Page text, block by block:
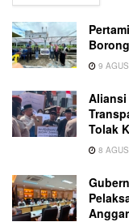
9
Aliansi
Tolak
8